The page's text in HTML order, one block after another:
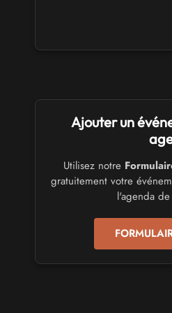
Virtual Calais - salon
numériques 2026
SALONS & CONVENTIONS
Trolls et Légendes 2027
du 26 au 28 mars 2027 - à
CULTURE JAPONAISE ET
Mang'Azur 2027
les 24 et 25 avril 2027 - à Toulon
SALONS & CONVENTIONS
Play Azur Festival 2027
Ajouter un
Utilisez notre
gratuitement votre
l'agenda